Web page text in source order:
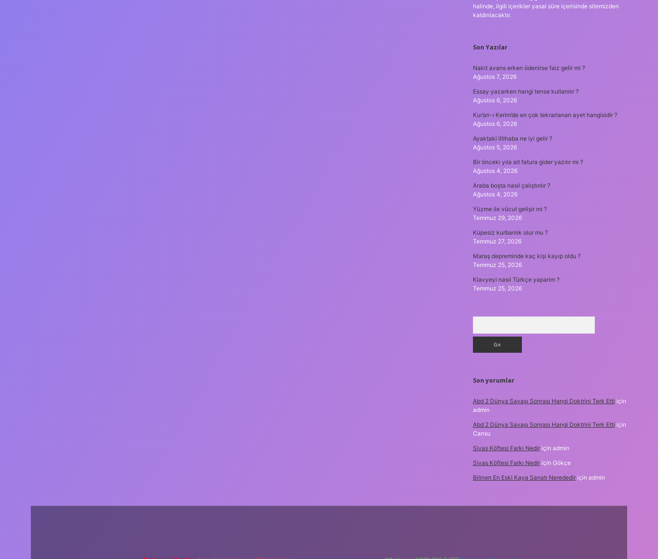
halinde, ilgili içerikler yasal süre içerisinde sitemizden
kaldırılacaktır.
Son Yazılar
Nakit avans erken ödenirse faiz gelir mi ?
Ağustos 7, 2026
Essay yazarken hangi tense kullanılır ?
Ağustos 6, 2026
Kur’an-ı Kerim’de en çok tekrarlanan ayet hangisidir ?
Ağustos 6, 2026
Ayaktaki iltihaba ne iyi gelir ?
Ağustos 5, 2026
Bir önceki yıla ait fatura gider yazılır mı ?
Ağustos 4, 2026
Araba boşta nasıl çalıştırılır ?
Ağustos 4, 2026
Yüzme ile vücut gelişir mi ?
Temmuz 29, 2026
Küpesiz kurbanlık olur mu ?
Temmuz 27, 2026
Maraş depreminde kaç kişi kayıp oldu ?
Temmuz 25, 2026
Klavyeyi nasıl Türkçe yaparim ?
Temmuz 25, 2026
Son yorumlar
Abd 2 Dünya Savaşı Sonrası Hangi Doktrini Terk Etti için
admin
Abd 2 Dünya Savaşı Sonrası Hangi Doktrini Terk Etti için
Cansu
Sivas Köftesi Farkı Nediriçin admin
Sivas Köftesi Farkı Nediriçin Gökçe
Bilinen En Eski Kaya Sanatı Neredediriçin admin